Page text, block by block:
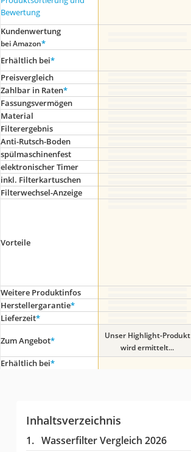
Bewertung
Kundenwertung
bei Amazon*
Erhältlich bei*
Preis­vergleich
Zahlbar in Raten*
Fassungsvermögen
Material
Filterergebnis
Anti-Rutsch-Boden
spülmaschinenfest
elektronischer Timer
inkl. Filterkartuschen
Filterwechsel-Anzeige
Vorteile
Weitere Produktinfos
Herstellergarantie*
Lieferzeit*
Zum Angebot*
Unser Highlight-Produkt
wird ermittelt...
Erhältlich bei*
Inhaltsverzeichnis
Wasserfilter Vergleich 2026